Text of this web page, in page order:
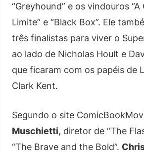
“Greyhound” e os vindouros “A
Limite” e “Black Box”. Ele
três finalistas para viver o
ao lado de Nicholas Hoult e
que ficaram com os papéis de
Clark Kent.
Segundo o site
Muschietti, diretor de “The
“The Brave and the Bold”.